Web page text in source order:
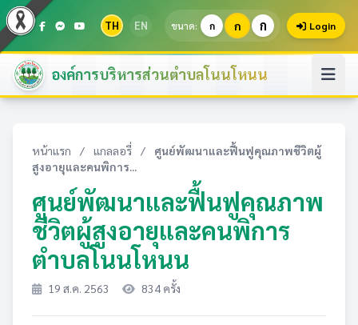
TH EN ขนาด: ก ก ก Login
องค์การบริหารส่วนตำบลโนนโหนน
หน้าแรก / แกลลอรี่ /
ศูนย์พัฒนาและฟื้นฟูคุณภาพชีวิตผู้
สูงอายุและคนพิการ...
ศูนย์พัฒนาและฟื้นฟูคุณภาพ
ชีวิตผู้สูงอายุและคนพิการ
ตำบลโนนโหนน
19 ส.ค. 2563 834 ครั้ง